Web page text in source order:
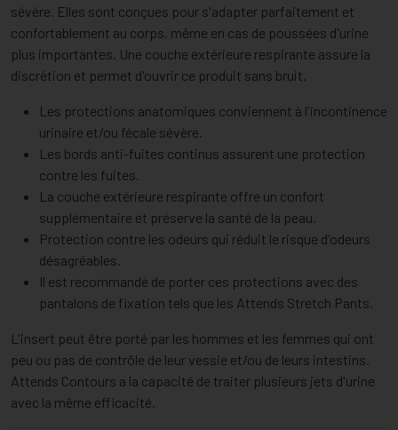
sévère. Elles sont conçues pour s'adapter parfaitement et
confortablement au corps, même en cas de poussées d'urine
plus importantes. Une couche extérieure respirante assure la
discrétion et permet d'ouvrir ce produit sans bruit.
Les protections anatomiques conviennent à l'incontinence
urinaire et/ou fécale sévère.
Les bords anti-fuites continus assurent une protection
contre les fuites.
La couche extérieure respirante offre un confort
supplémentaire et préserve la santé de la peau.
Protection contre les odeurs qui réduit le risque d'odeurs
désagréables.
Il est recommandé de porter ces protections avec des
pantalons de fixation tels que les Attends Stretch Pants.
L'insert peut être porté par les hommes et les femmes qui ont
peu ou pas de contrôle de leur vessie et/ou de leurs intestins.
Attends Contours a la capacité de traiter plusieurs jets d'urine
avec la même efficacité.